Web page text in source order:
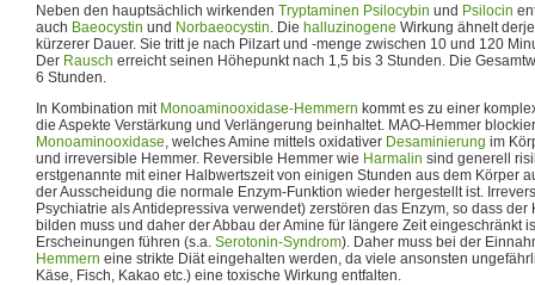
Neben den hauptsächlich wirkenden Tryptaminen Psilocybin und Psilocin
auch Baeocystin und Norbaeocystin. Die halluzinogene Wirkung ähnelt
kürzerer Dauer. Sie tritt je nach Pilzart und -menge zwischen 10 und 120
Der Rausch erreicht seinen Höhepunkt nach 1,5 bis 3 Stunden. Die
6 Stunden.
In Kombination mit Monoaminooxidase-Hemmern kommt es zu einer
die Aspekte Verstärkung und Verlängerung beinhaltet. MAO-Hemmer
Monoaminooxidase, welches Amine mittels oxidativer Desaminierung im
und irreversible Hemmer. Reversible Hemmer wie Harmalin sind generell
erstgenannte mit einer Halbwertszeit von einigen Stunden aus dem Körper
der Ausscheidung die normale Enzym-Funktion wieder hergestellt ist.
Psychiatrie als Antidepressiva verwendet) zerstören das Enzym, so dass
bilden muss und daher der Abbau der Amine für längere Zeit eingeschränkt
Erscheinungen führen (s.a. Serotonin-Syndrom). Daher muss bei der
Hemmern eine strikte Diät eingehalten werden, da viele ansonsten
Käse, Fisch, Kakao etc.) eine toxische Wirkung entfalten.